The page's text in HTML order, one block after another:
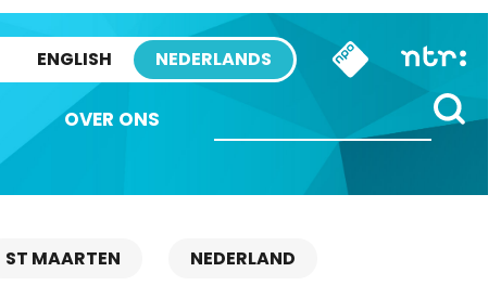
ENGLISH NEDERLANDS
OVER ONS
ST MAARTEN NEDERLAND